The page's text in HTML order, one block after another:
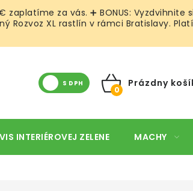
za vás. ➕ BONUS: Vyzdvihnite si
Rozvoz XL rastlín v rámci Bratislavy.
S DPH
NÁKUPNÝ
Prázdny
INTERIÉROVEJ ZELENE MACHY